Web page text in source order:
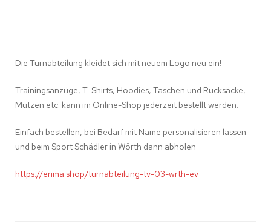
Die Turnabteilung kleidet sich mit neuem Logo neu ein!
Trainingsanzüge, T-Shirts, Hoodies, Taschen und Rucksäcke,
Mützen etc. kann im Online-Shop jederzeit bestellt werden.
Einfach bestellen, bei Bedarf mit Name personalisieren lassen
und beim Sport Schädler in Wörth dann abholen
https://erima.shop/turnabteilung-tv-03-wrth-ev